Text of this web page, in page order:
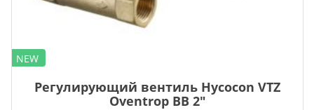
NEW
Регулирующий вентиль Hycocon VTZ
Oventrop ВВ 2″